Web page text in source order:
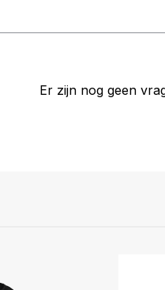
Er zijn nog geen